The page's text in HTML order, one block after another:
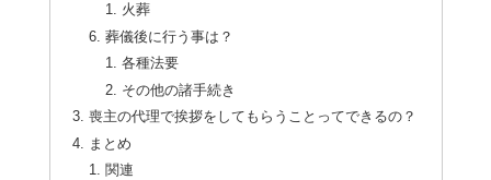
火葬
葬儀後に行う事は？
各種法要
その他の諸手続き
喪主の代理で挨拶をしてもらうことってできるの？
まとめ
関連